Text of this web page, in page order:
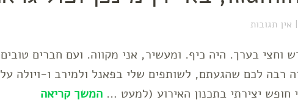
אין תגובות
וחצי בערך. היה כיף. ומעשיר, אני מקווה. ועם חברים טובים
רבה לכם שהגעתם, לשותפים שלי בפאנל ולמירב ו-ויולה על
חופש יצירתי בתכנון האירוע (למעט …המשך קריאה